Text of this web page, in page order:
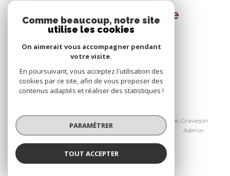
Espace propriétaire
SE CONNECTER
Nos honoraires Avignon
Nos honoraires Graveson
Nos partenaires
Admin
Comme beaucoup, notre site
utilise les cookies
On aimerait vous accompagner pendant
votre visite.
En poursuivant, vous acceptez l'utilisation des
cookies par ce site, afin de vous proposer des
contenus adaptés et réaliser des statistiques !
PARAMÉTRER
TOUT ACCEPTER